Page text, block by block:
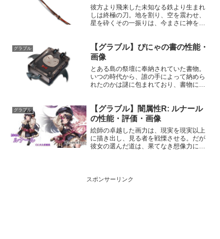
彼方より飛来した未知なる鉄より生まれ
しは終極の刀。地を割り、空を震わせ、
星を砕くその一振りは、今まさに神をも
水属性6.5倍ダメージ〔減衰値1,685,00...
グラブル
【グラブル】ぴにゃの書の性能・
画像
とある島の祭壇に奉納されていた書物。
いつの時代から、誰の手によって納めら
れたのかは謎に包まれており、書物には
記されている。書物の力を使いこなすた
めには、かの生物たちのよ...
グラブル
【グラブル】闇属性R: ルナール
の性能・評価・画像
絵師の卓越した画力は、現実を現実以上
に描き出し、見る者を戦慄させる。だが
彼女の選んだ道は、果てなき想像力によ
ーヴィン趣味：夜更...
スポンサーリンク